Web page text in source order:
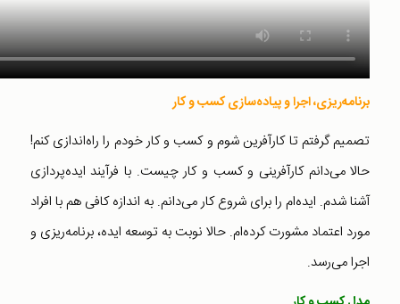
برنامه‌ریزی، اجرا و پیاده‌سازیکسب و کار
تصمیم گرفتم تا کارآفرین شوم و کسب و کار خودم را راه‌اندازی کنم!
حالا می‌دانم کارآفرینی و کسب و کار چیست. با فرآیند ایده‌پردازی
آشنا شدم. ایده‌ام را برای شروع کار می‌دانم. به اندازه کافی هم با افراد
مورد اعتماد مشورت کرده‌ام. حالا نوبت به توسعه ایده، برنامه‌ریزی و
اجرا می‌رسد.